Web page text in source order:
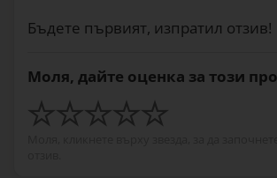
Бъдете първият, изпратил отзив!
Моля, дайте оценка за този